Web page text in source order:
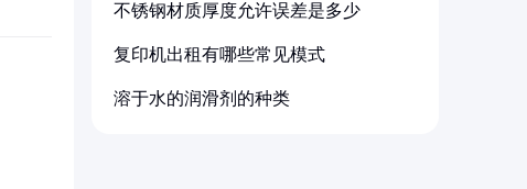
不锈钢材质厚度允许误差是多少
复印机出租有哪些常见模式
溶于水的润滑剂的种类